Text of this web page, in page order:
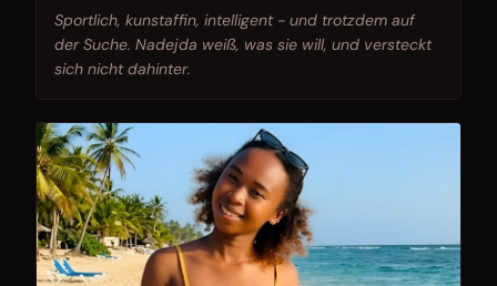
Sportlich, kunstaffin, intelligent - und trotzdem auf
der Suche. Nadejda weiß, was sie will, und versteckt
sich nicht dahinter.